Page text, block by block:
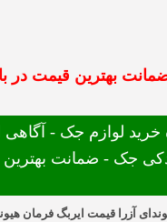
بهترین قیمت در
لوازم جک - آگاهی
جک - ضمانت بهترین
آزرا قیمت ایربگ فرمان